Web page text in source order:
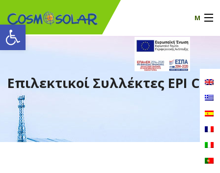
Ανοίξτε τη γραμμή εργαλείων
M
Η Εταιρία μας
Επικοινωνία
Επιλεκτικοί Συλλέκτες EPI CS